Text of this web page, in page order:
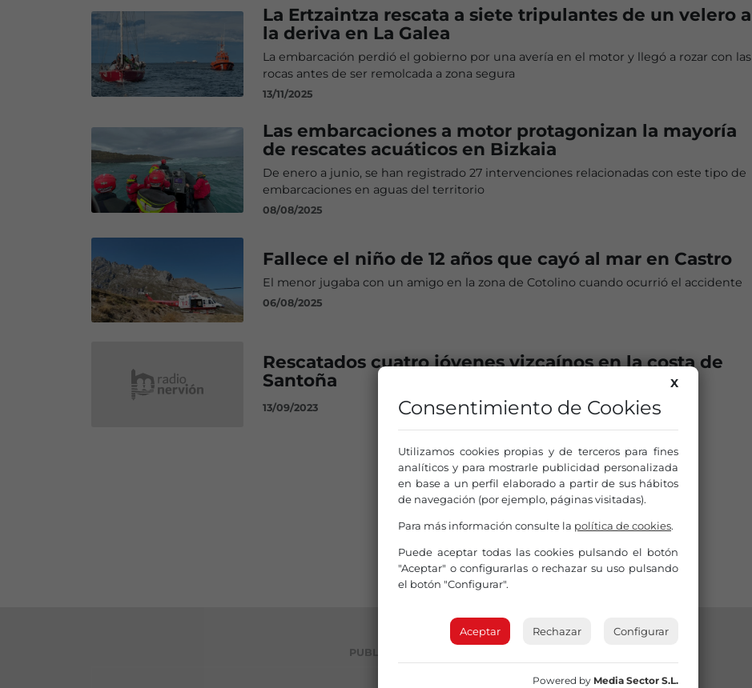
La Ertzaintza rescata a siete tripulantes de un velero a
la deriva en La Galea
La embarcación perdió el gobierno por una avería en el motor y llegó a rozar con las
rocas antes de ser remolcada a zona segura
13/11/2025
Las embarcaciones a motor protagonizan la mayoría
de rescates acuáticos en Bizkaia
De enero a junio, se han registrado 27 intervenciones relacionadas con este tipo de
embarcaciones en aguas del territorio
08/08/2025
Fallece el niño de 12 años que cayó al mar en Castro
El menor jugaba con un amigo en la zona de Cotolino cuando ocurrió el accidente
06/08/2025
Rescatados cuatro jóvenes vizcaínos en la costa de
Santoña
13/09/2023
PUBLICIDAD
X
Consentimiento de Cookies
Utilizamos cookies propias y de terceros para fines
analíticos y para mostrarle publicidad personalizada
en base a un perfil elaborado a partir de sus hábitos
de navegación (por ejemplo, páginas visitadas).
Para más información consulte la política de cookies.
Puede aceptar todas las cookies pulsando el botón
"Aceptar" o configurarlas o rechazar su uso pulsando
el botón "Configurar".
Aceptar Rechazar Configurar
Powered by Media Sector S.L.